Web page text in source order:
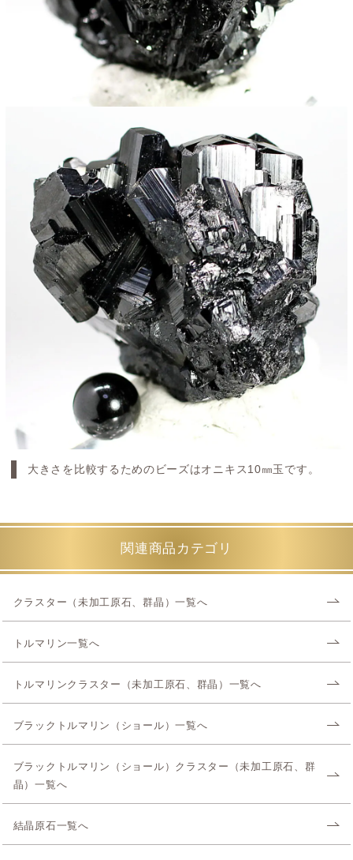
大きさを比較するためのビーズはオニキス10㎜玉です。
関連商品カテゴリ
クラスター（未加工原石、群晶）一覧へ
トルマリン一覧へ
トルマリンクラスター（未加工原石、群晶）一覧へ
ブラックトルマリン（ショール）一覧へ
ブラックトルマリン（ショール）クラスター（未加工原石、群
晶）一覧へ
結晶原石一覧へ